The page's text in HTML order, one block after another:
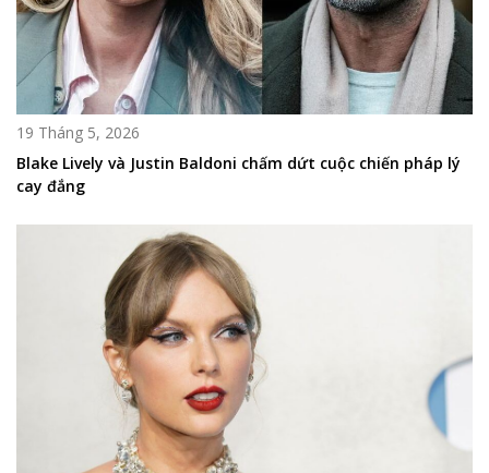
19 Tháng 5, 2026
Blake Lively và Justin Baldoni chấm dứt cuộc chiến pháp lý
cay đắng